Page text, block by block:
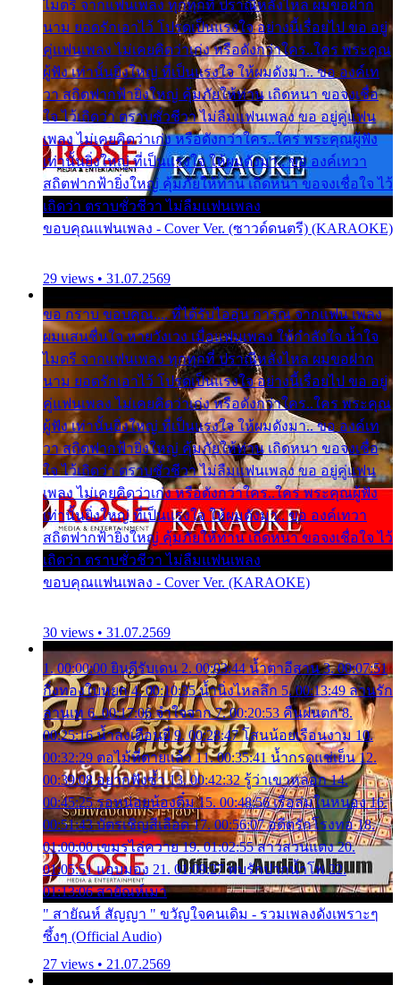
ไมตรี จากแฟนเพลง ทุกทุกที่ ปราณีหลั่งไหล ผมขอฝาก
นาม ยอดรักเอาไว้ โปรดเป็นแรงใจ อย่างนี้เรื่อยไป ขอ อยู่
คู่แฟนเพลง ไม่เคยคิดว่าเก่ง หรือดังกว่าใคร..ใคร พระคุณ
ผู้ฟัง เท่านั้นยิ่งใหญ่ ที่เป็นแรงใจ ให้ผมดังมา.. ขอ องค์เท
วา สถิตฟากฟ้ายิ่งใหญ่ คุ้มภัยให้ท่าน เถิดหนา ขอจงเชื่อ
ใจ ไว้เถิดว่า ตราบชั่วชีวา ไม่ลืมแฟนเพลง ขอ อยู่คู่แฟน
เพลง ไม่เคยคิดว่าเก่ง หรือดังกว่าใคร..ใคร พระคุณผู้ฟัง
เท่านั้นยิ่งใหญ่ ที่เป็นแรงใจ ให้ผมดังมา.. ขอ องค์เทวา
สถิตฟากฟ้ายิ่งใหญ่ คุ้มภัยให้ท่าน เถิดหนา ขอจงเชื่อใจ ไว้
เถิดว่า ตราบชั่วชีวา ไม่ลืมแฟนเพลง
ขอบคุณแฟนเพลง - Cover Ver. (ซาวด์ดนตรี) (KARAOKE)
29 views • 31.07.2569
ขอ กราบ ขอบคุณ.... ที่ได้รับไออุ่น การุณ จากแฟน เพลง
ผมแสนชื่นใจ หายวังเวง เมื่อแฟนเพลง ให้กำลังใจ น้ำใจ
ไมตรี จากแฟนเพลง ทุกทุกที่ ปราณีหลั่งไหล ผมขอฝาก
นาม ยอดรักเอาไว้ โปรดเป็นแรงใจ อย่างนี้เรื่อยไป ขอ อยู่
คู่แฟนเพลง ไม่เคยคิดว่าเก่ง หรือดังกว่าใคร..ใคร พระคุณ
ผู้ฟัง เท่านั้นยิ่งใหญ่ ที่เป็นแรงใจ ให้ผมดังมา.. ขอ องค์เท
วา สถิตฟากฟ้ายิ่งใหญ่ คุ้มภัยให้ท่าน เถิดหนา ขอจงเชื่อ
ใจ ไว้เถิดว่า ตราบชั่วชีวา ไม่ลืมแฟนเพลง ขอ อยู่คู่แฟน
เพลง ไม่เคยคิดว่าเก่ง หรือดังกว่าใคร..ใคร พระคุณผู้ฟัง
เท่านั้นยิ่งใหญ่ ที่เป็นแรงใจ ให้ผมดังมา.. ขอ องค์เทวา
สถิตฟากฟ้ายิ่งใหญ่ คุ้มภัยให้ท่าน เถิดหนา ขอจงเชื่อใจ ไว้
เถิดว่า ตราบชั่วชีวา ไม่ลืมแฟนเพลง
ขอบคุณแฟนเพลง - Cover Ver. (KARAOKE)
30 views • 31.07.2569
1. 00:00:00 ยินดีรับเดน 2. 00:03:44 น้ำตาอีสาน 3. 00:07:51
กิ่งทองใบหยก 4. 00:10:35 น้ำนิ่งไหลลึก 5. 00:13:49 ลานรัก
ลานเท 6. 00:17:06 จำใจจาก 7. 00:20:53 คืนฝนตก 8.
00:25:16 น้ำลงเดือนยี่ 9. 00:28:47 โสนน้อยเรือนงาม 10.
00:32:29 ตอไม้ที่ตายแล้ว 11. 00:35:41 น้ำกรดแช่เย็น 12.
00:39:08 อยากฟังซ้ำ 13. 00:42:32 รู้ว่าเขาหลอก 14.
00:45:25 รอหน่อยน้องติ๋ม 15. 00:48:56 เรือล่มในหนอง 16.
00:51:43 บัตรเชิญสีเลือด 17. 00:56:07 อดีตรักโรงทอ 18.
01:00:00 เขมรไล่ควาย 19. 01:02:55 สาวสวนแตง 20.
01:05:51 แอบมอง 21. 01:09:27 พบรักปากน้ำโพ 22.
01:13:06 สายัณห์เมา
" สายัณห์ สัญญา " ขวัญใจคนเดิม - รวมเพลงดังเพราะๆ
ซึ้งๆ (Official Audio)
27 views • 21.07.2569